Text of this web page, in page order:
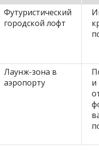
Футуристический
городской лофт
Лаунж-зона в
аэропорту
и